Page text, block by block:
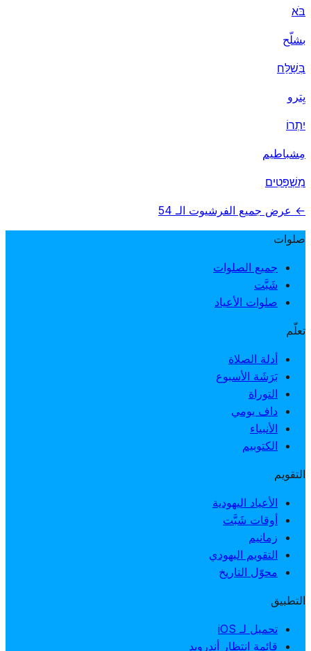
בֹּא
بشلّح
בְּשַׁלַּח
يِترو
יִתְרוֹ
مِشباطيم
מִשְׁפָּטִים
← عرض جميع الفرشيوت الـ 54
صلوات
جميع الصلوات
شَبَّت
صلوات الأعياد
تعلّم
أدلة الصلاة
بَرَشَة الأسبوع
التوراة
داف يومي
الأنبياء
الكتوبيم
التقويم
الأعياد اليهودية
أوقات شَبَّت
زمانيم
التقويم اليهودي
محوّل التاريخ
التطبيق
تحميل لـ iOS
قائمة انتظار أندرويد